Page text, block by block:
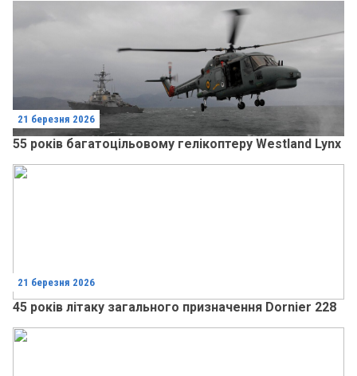
21 березня 2026
55 років багатоцільовому гелікоптеру Westland Lynx
21 березня 2026
45 років літаку загального призначення Dornier 228